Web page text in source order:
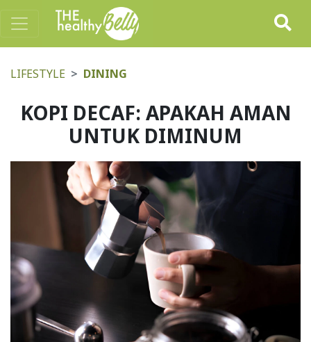
LIFESTYLE DINING
KOPI DECAF: APAKAH AMAN
UNTUK DIMINUM